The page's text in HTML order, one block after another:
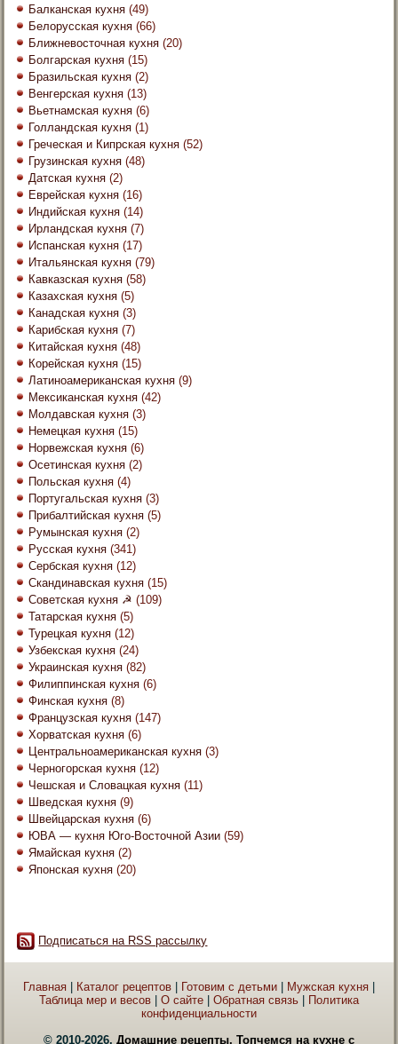
Балканская кухня (49)
Белорусская кухня (66)
Ближневосточная кухня (20)
Болгарская кухня (15)
Бразильская кухня (2)
Венгерская кухня (13)
Вьетнамская кухня (6)
Голландская кухня (1)
Греческая и Кипрская кухня (52)
Грузинская кухня (48)
Датская кухня (2)
Еврейская кухня (16)
Индийская кухня (14)
Ирландская кухня (7)
Испанская кухня (17)
Итальянская кухня (79)
Кавказская кухня (58)
Казахская кухня (5)
Канадская кухня (3)
Карибская кухня (7)
Китайская кухня (48)
Корейская кухня (15)
Латиноамериканская кухня (9)
Мексиканская кухня (42)
Молдавская кухня (3)
Немецкая кухня (15)
Норвежская кухня (6)
Осетинская кухня (2)
Польская кухня (4)
Португальская кухня (3)
Прибалтийская кухня (5)
Румынская кухня (2)
Русская кухня (341)
Сербская кухня (12)
Скандинавская кухня (15)
Советская кухня ☭ (109)
Татарская кухня (5)
Турецкая кухня (12)
Узбекская кухня (24)
Украинская кухня (82)
Филиппинская кухня (6)
Финская кухня (8)
Французская кухня (147)
Хорватская кухня (6)
Центральноамериканская кухня (3)
Черногорская кухня (12)
Чешская и Словацкая кухня (11)
Шведская кухня (9)
Швейцарская кухня (6)
ЮВА — кухня Юго-Восточной Азии (59)
Ямайская кухня (2)
Японская кухня (20)
Подписаться на RSS рассылку
Главная Каталог рецептов Готовим с детьми Мужская кухня
Таблица мер и весов
О сайте Обратная связь
Политика
конфиденциальности
© 2010-2026. Домашние рецепты. Топчемся на кухне с